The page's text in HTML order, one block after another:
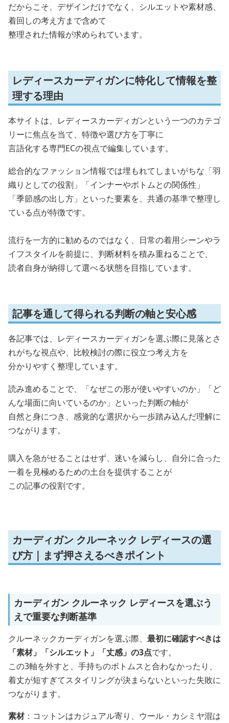
だからこそ、デザインだけでなく、シルエットや素材感、
着回しの考え方まで含めて
整理された情報が求められています。
レディースカーディガンに特化して情報を整
理する理由
本サイトは、レディースカーディガンという一つのカテゴ
リーに焦点を当て、特徴や選び方を丁寧に
言語化する専門ECの視点で編集しています。
総合的なファッション情報では埋もれてしまいがちな「羽
織りとしての役割」「インナーやボトムとの関係性」
「季節感の出し方」といった要素を、共通の基準で整理し
ている点が特徴です。
流行を一方的に勧めるのではなく、日常の着用シーンやラ
イフスタイルを前提に、判断材料を積み重ねることで、
読者自身が納得して選べる状態を目指しています。
記事を通して得られる判断の軸と安心感
各記事では、レディースカーディガンを選ぶ際に見落とさ
れがちな視点や、比較検討の際に役立つ考え方を
分かりやすく整理しています。
読み進めることで、「なぜこの形が使いやすいのか」「ど
んな場面に向いているのか」といった判断の軸が
自然と身につき、感覚的な選択から一歩踏み込んだ理解に
つながります。
購入を急がせることはせず、迷いを減らし、自分に合った
一着を見極めるための土台を提供することが
この記事の役割です。
カーディガン クルーネック レディースの選
び方｜まず押さえるべきポイント
カーディガン クルーネック レディースを選ぶう
えで重要な判断基準
クルーネックカーディガンを選ぶ際、 最初に確認すべきは
「素材」「シルエット」「丈感」の3点です。
この3軸を外すと、手持ちのボトムスと合わなかったり、
着丈が短すぎてスタイリングが決まらないといった失敗に
つながります。
素材：コットンはカジュアル寄り、ウール・カシミヤ混は